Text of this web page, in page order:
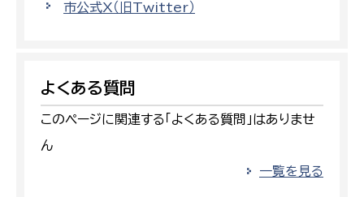
市公式X（旧Twitter）
よくある質問
このページに関連する「よくある質問」はありませ
ん
一覧を見る